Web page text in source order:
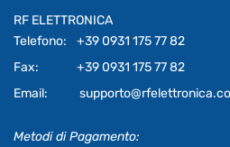
RF ELETTRONICA
Telefono:
+39 0931 175 77 82
Fax:
+39 0931 175 77 82
Email:
Metodi di Pagamento: